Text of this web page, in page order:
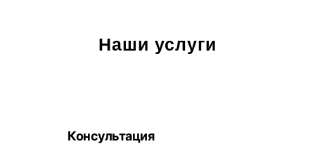
Наши услуги
Консультация